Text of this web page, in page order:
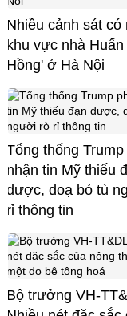
Nhiều cảnh sát có
khu vực nhà Huấn
Hồng' ở Hà Nội
Tổng thống Trump
nhận tin Mỹ thiếu
dược, doạ bỏ tù
rỉ thông tin
Bộ trưởng VH-